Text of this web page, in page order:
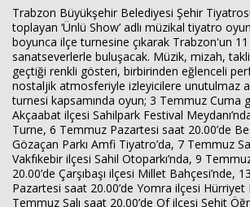
Trabzon Büyükşehir Belediyesi Şehir
toplayan ‘Ünlü Show’ adlı müzikal tiyatro
boyunca ilçe turnesine çıkarak Trabzon'un
sanatseverlerle buluşacak. Müzik, mizah,
geçtiği renkli gösteri, birbirinden eğlenceli
nostaljik atmosferiyle izleyicilere unutulmaz
turnesi kapsamında oyun; 3 Temmuz Cuma
Akçaabat ilçesi Sahilpark Festival
Turne, 6 Temmuz Pazartesi saat 20.00’de
Gözaçan Parkı Amfi Tiyatro’da, 7 Temmuz
Vakfıkebir ilçesi Sahil Otoparkı’nda, 9
20.00’de Çarşıbaşı ilçesi Millet Bahçesi’nde,
Pazartesi saat 20.00’de Yomra ilçesi Hürriyet
Temmuz Salı saat 20.00’de Of ilçesi Şehit